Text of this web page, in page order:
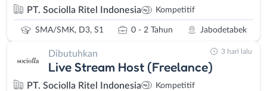
PT. Sociolla Ritel Indonesia Kompetitif
SMA/SMK, D3, S1 0 - 2 Tahun Jabodetabek
Dibutuhkan
Live Stream Host (Freelance)
PT. Sociolla Ritel Indonesia Kompetitif
3 hari lalu